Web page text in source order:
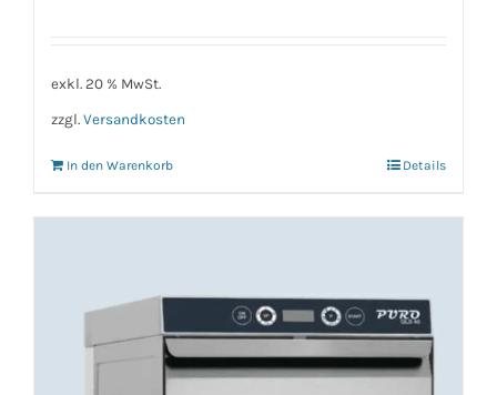
exkl. 20 % MwSt.
zzgl. Versandkosten
In den Warenkorb Details